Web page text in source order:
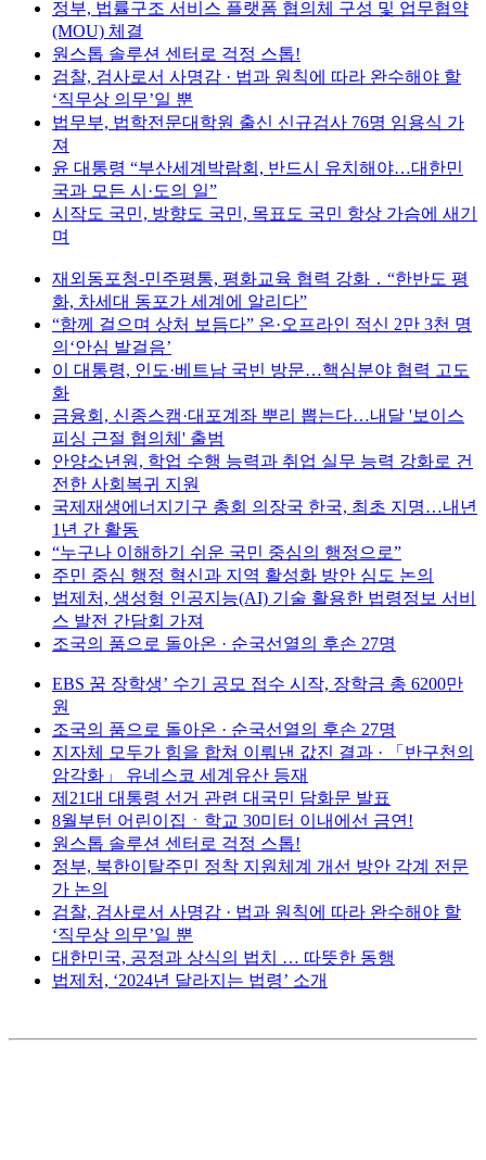
정부, 법률구조 서비스 플랫폼 협의체 구성 및 업무협약
(MOU) 체결
원스톱 솔루션 센터로 걱정 스톱!
검찰, 검사로서 사명감 · 법과 원칙에 따라 완수해야 할
‘직무상 의무’일 뿐
법무부, 법학전문대학원 출신 신규검사 76명 임용식 가
져
윤 대통령 “부산세계박람회, 반드시 유치해야…대한민
국과 모든 시·도의 일”
시작도 국민, 방향도 국민, 목표도 국민 항상 가슴에 새기
며
재외동포청-민주평통, 평화교육 협력 강화 ․ “한반도 평
화, 차세대 동포가 세계에 알리다”
“함께 걸으며 상처 보듬다” 온·오프라인 적신 2만 3천 명
의‘안심 발걸음’
이 대통령, 인도·베트남 국빈 방문…핵심분야 협력 고도
화
금융회, 신종스캠·대포계좌 뿌리 뽑는다…내달 '보이스
피싱 근절 협의체' 출범
안양소년원, 학업 수행 능력과 취업 실무 능력 강화로 건
전한 사회복귀 지원
국제재생에너지기구 총회 의장국 한국, 최초 지명…내년
1년 간 활동
“누구나 이해하기 쉬운 국민 중심의 행정으로”
주민 중심 행정 혁신과 지역 활성화 방안 심도 논의
법제처, 생성형 인공지능(AI) 기술 활용한 법령정보 서비
스 발전 간담회 가져
조국의 품으로 돌아온 · 순국선열의 후손 27명
EBS 꿈 장학생’ 수기 공모 접수 시작, 장학금 총 6200만
원
조국의 품으로 돌아온 · 순국선열의 후손 27명
지자체 모두가 힘을 합쳐 이뤄낸 값진 결과 · 「반구천의
암각화」 유네스코 세계유산 등재
제21대 대통령 선거 관련 대국민 담화문 발표
8월부턴 어린이집ㆍ학교 30미터 이내에선 금연!
원스톱 솔루션 센터로 걱정 스톱!
정부, 북한이탈주민 정착 지원체계 개선 방안 각계 전문
가 논의
검찰, 검사로서 사명감 · 법과 원칙에 따라 완수해야 할
‘직무상 의무’일 뿐
대한민국, 공정과 상식의 법치 … 따뜻한 동행
법제처, ‘2024년 달라지는 법령’ 소개